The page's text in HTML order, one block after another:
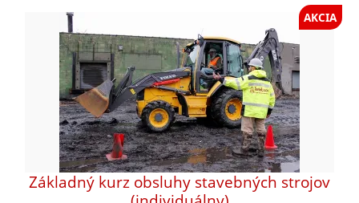
AKCIA
Základný kurz obsluhy stavebných strojov